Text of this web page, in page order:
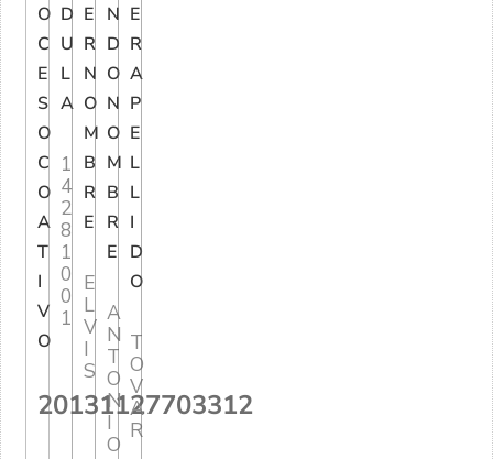
O
C
E
S
O
C
O
A
T
I
V
O
20131127703312
D
U
L
A
1
4
2
8
1
0
0
1
E
R
N
O
M
B
R
E
E
L
V
I
S
N
D
O
N
O
M
B
R
E
A
N
T
O
N
I
O
E
R
A
P
E
L
L
I
D
O
T
O
V
A
R